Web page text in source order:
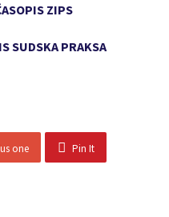
ZIPS
SUDSKA PRAKSA
one Pin It